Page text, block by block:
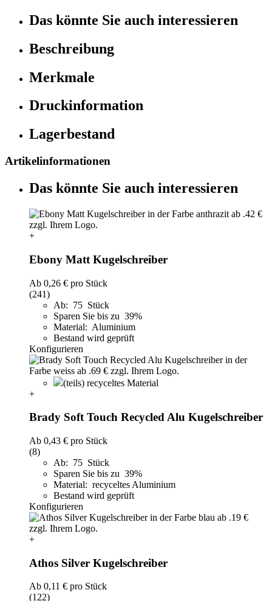
Das könnte Sie auch interessieren
Beschreibung
Merkmale
Druckinformation
Lagerbestand
Artikelinformationen
Das könnte Sie auch interessieren
+
Ebony Matt Kugelschreiber
Ab 0,26 € pro Stück
(241)
Ab: 75 Stück
Sparen Sie bis zu 39%
Material: Aluminium
Bestand wird geprüft
Konfigurieren
(teils) recyceltes Material
+
Brady Soft Touch Recycled Alu Kugelschreiber
Ab 0,43 € pro Stück
(8)
Ab: 75 Stück
Sparen Sie bis zu 39%
Material: recyceltes Aluminium
Bestand wird geprüft
Konfigurieren
+
Athos Silver Kugelschreiber
Ab 0,11 € pro Stück
(122)